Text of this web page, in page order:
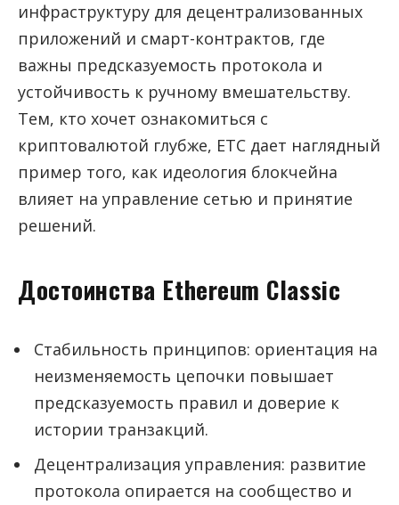
инфраструктуру для децентрализованных
приложений и смарт-контрактов, где
важны предсказуемость протокола и
устойчивость к ручному вмешательству.
Тем, кто хочет ознакомиться с
криптовалютой глубже, ETC дает наглядный
пример того, как идеология блокчейна
влияет на управление сетью и принятие
решений.
Достоинства Ethereum Classic
Стабильность принципов: ориентация на
неизменяемость цепочки повышает
предсказуемость правил и доверие к
истории транзакций.
Децентрализация управления: развитие
протокола опирается на сообщество и